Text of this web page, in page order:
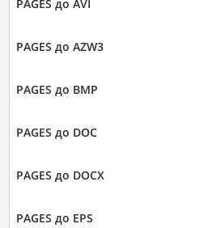
PAGES до AVI
PAGES до AZW3
PAGES до BMP
PAGES до DOC
PAGES до DOCX
PAGES до EPS